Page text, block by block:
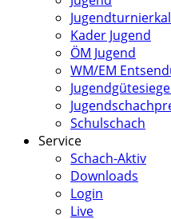
Kader Jugend
ÖM Jugend
WM/EM
Schulschach
Service
Schach-Aktiv
Downloads
Login
Live